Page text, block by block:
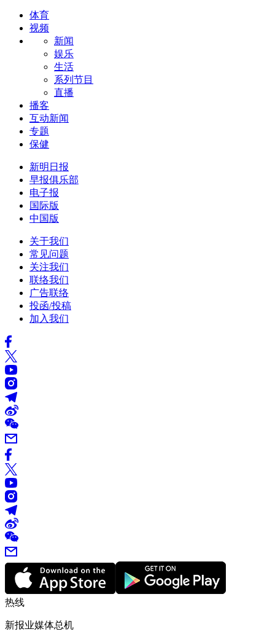
体育
视频
新闻
娱乐
生活
系列节目
直播
播客
互动新闻
专题
保健
新明日报
早报俱乐部
电子报
国际版
中国版
关于我们
常见问题
关注我们
联络我们
广告联络
投函/投稿
加入我们
热线
新报业媒体总机